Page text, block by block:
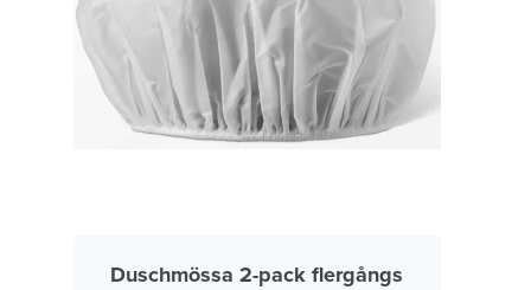
Duschmössa 2-pack flergångs